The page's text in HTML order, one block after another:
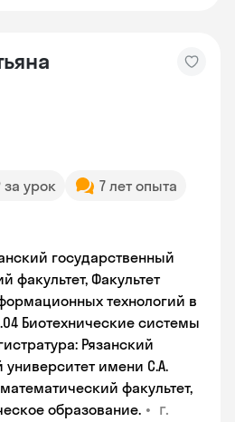
за урок
7 лет опыта
государственный
факультет, Факультет
технологий в
Биотехнические системы
Рязанский
университет имени С.А.
факультет,
образование. • г.